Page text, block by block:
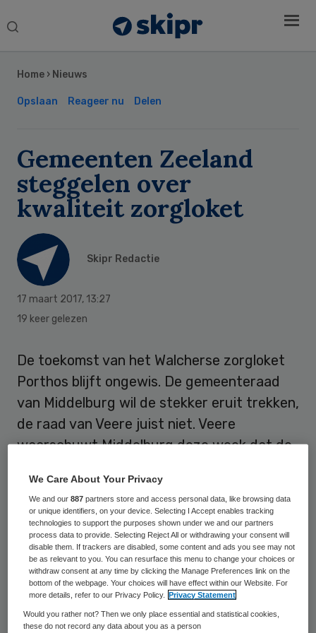
Search
Home › Nieuws
Opslaan Reageer nu Delen
Gemeenten Zeeland
steggelen over
kwaliteit zorgloket
Skipr Redactie
17 maart 2017, 13:27
19 keer gelezen
De toekomst van het Walcherse zorgloket
Porthos blijft ongewis. De gemeenteraad
van Middelburg wil de stekker eruit trekken,
de raad van Veere juist niet. Veere
waarschuwt Middelburg deze week dat de
is voor gekwalificeerd personeel.
Dat blijkt uit berichtgeving van deZeeuwse
krant PZCop 16 maart. Zorgloket Porthos is
een gezamenlijk initiatief van de gemeenten
Middelburg, Vlissingen en Veere. Het loopt
sinds 2014 en is fysiek gevestigd in Veere.
Begin dit jaar hebben vijf partijen in de
Sidebar
We Care About Your Privacy
We and our887 partners store and access personal data, like browsing data
or unique identifiers, on your device. Selecting I Accept enables tracking
technologies to support the purposes shown under we and our partners
process data to provide. Selecting Reject All or withdrawing your consent will
disable them. If trackers are disabled, some content and ads you see may not
be as relevant to you. You can resurface this menu to change your choices or
withdraw consent at any time by clicking the Manage Preferences link on the
bottom of the webpage. Your choices will have effect within our Website. For
more details, refer to our Privacy Policy.
Privacy Statement
Would you rather not? Then we only place essential and statistical cookies,
these do not record any data about you as a person